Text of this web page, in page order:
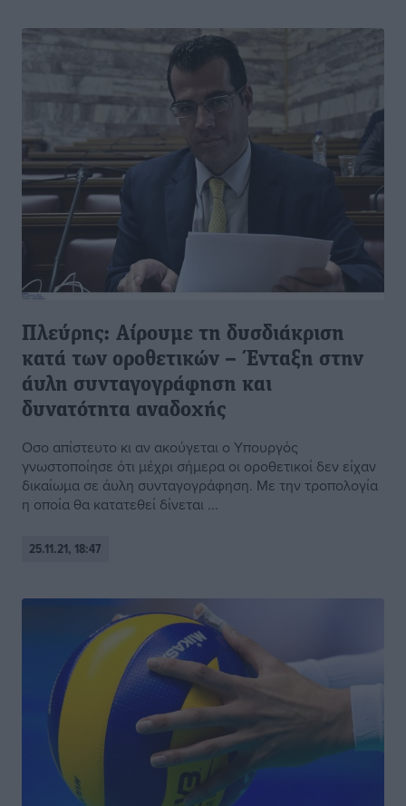
Πλεύρης: Αίρουμε τη δυσδιάκριση
κατά των οροθετικών – Ένταξη στην
άυλη συνταγογράφηση και
δυνατότητα αναδοχής
Οσο απίστευτο κι αν ακούγεται ο Υπουργός
γνωστοποίησε ότι μέχρι σήμερα οι οροθετικοί δεν είχαν
δικαίωμα σε άυλη συνταγογράφηση. Με την τροπολογία
η οποία θα κατατεθεί δίνεται ...
25.11.21, 18:47